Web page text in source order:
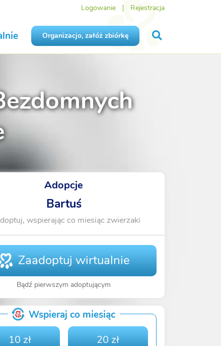
Logowanie Rejestracja
Organizacjo, załóż zbiórkę
Adopcje
Bartuś
wspierając co miesiąc zwierzaki
Zaadoptuj wirtualnie
Bądź pierwszym adoptującym
Wspieraj co miesiąc
10 zł 20 zł